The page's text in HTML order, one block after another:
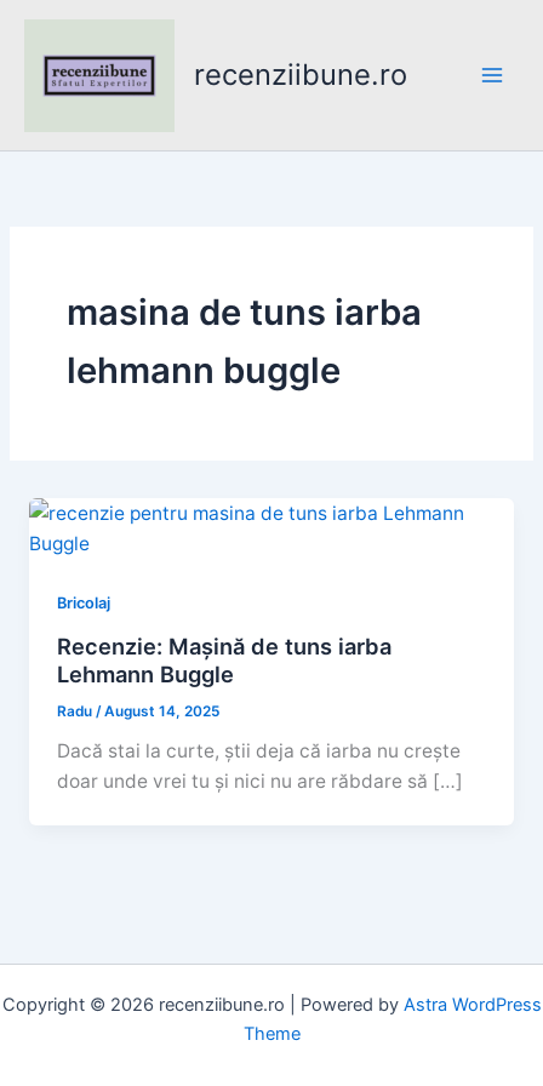
content
recenziibune.ro
masina de tuns iarba
lehmann buggle
Bricolaj
Recenzie: Mașină de tuns iarba
Lehmann Buggle
Radu /August 14, 2025
Dacă stai la curte, știi deja că iarba nu crește
doar unde vrei tu și nici nu are răbdare să […]
Copyright © 2026 recenziibune.ro | Powered by Astra WordPress
Theme